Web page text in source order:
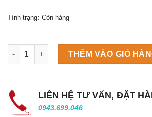
Tình trạng: Còn hàng
Máy làm đá viên Scotsman NW458AS số
THÊM VÀO GIỎ
LIÊN HỆ TƯ VẤN, ĐẶT
0943.699.046